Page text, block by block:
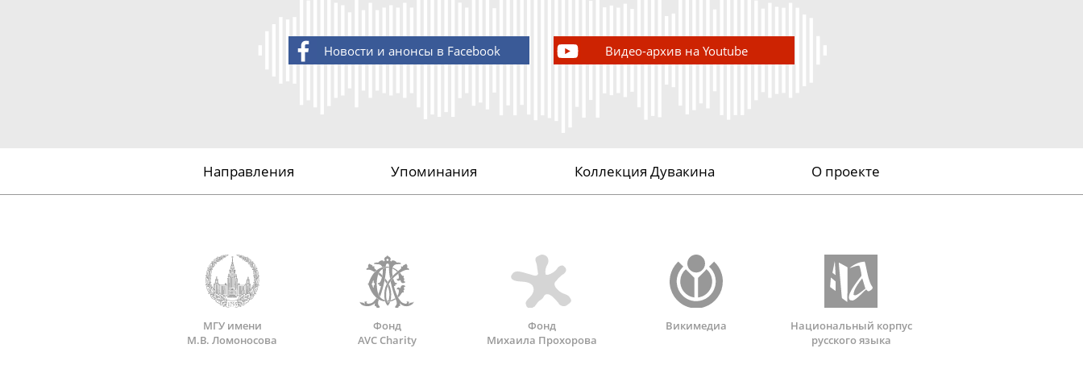
Новости и анонсы в Facebook Видео-архив на Youtube
Направления Упоминания Коллекция Дувакина О проекте
МГУ имени
М.В. Ломоносова
Фонд
AVC Charity
Фонд
Михаила Прохорова
Викимедиа
Национальный корпус
русского языка